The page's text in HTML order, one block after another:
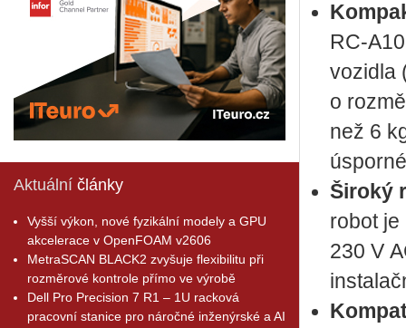
Aktuální články
Vyšší výkon, nové fyzikální modely a GPU
akcelerace v OpenFOAM v2606
MetraSCAN BLACK2 zvyšuje flexibilitu při
rozměrové kontrole přímo ve výrobě
Dell Pro Precision 7 R1 – 1U racková
pracovní stanice pro náročné inženýrské a AI
RC-
vozidla
o
než 6
Široký
robot
230 V